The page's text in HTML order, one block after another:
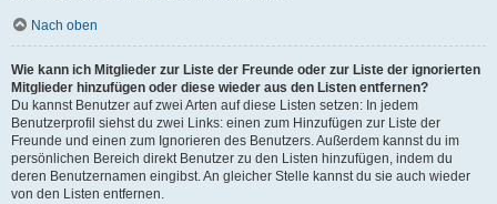
Nach oben
Wie kann ich Mitglieder zur Liste der Freunde oder zur Liste der ignorierten
Mitglieder hinzufügen oder diese wieder aus den Listen entfernen?
Du kannst Benutzer auf zwei Arten auf diese Listen setzen: In jedem
Benutzerprofil siehst du zwei Links: einen zum Hinzufügen zur Liste der
Freunde und einen zum Ignorieren des Benutzers. Außerdem kannst du im
persönlichen Bereich direkt Benutzer zu den Listen hinzufügen, indem du
deren Benutzernamen eingibst. An gleicher Stelle kannst du sie auch wieder
von den Listen entfernen.